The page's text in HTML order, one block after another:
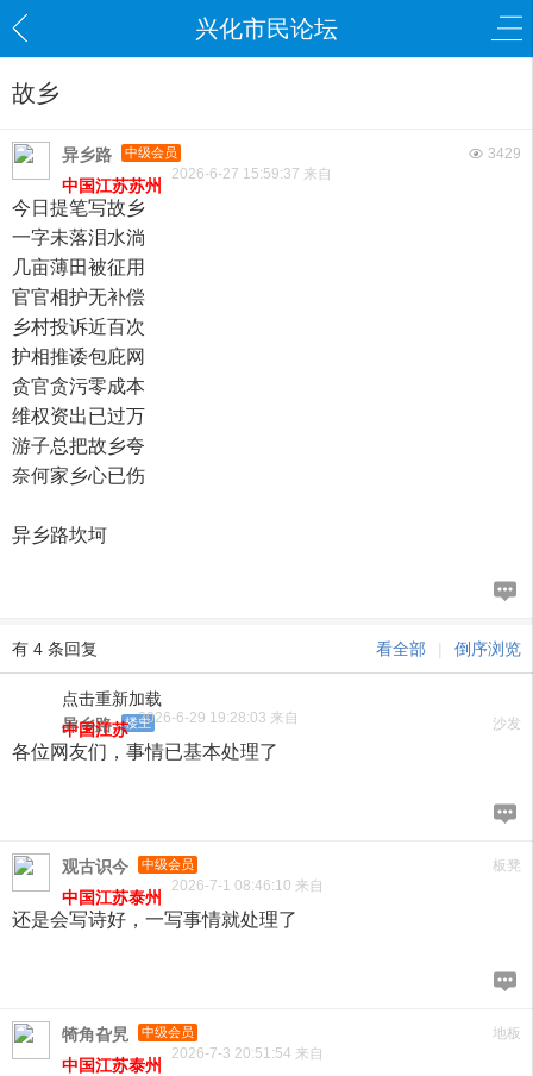
兴化市民论坛
故乡
3429
异乡路 中级会员
2026-6-27 15:59:37 来自
中国江苏苏州
今日提笔写故乡
一字未落泪水淌
几亩薄田被征用
官官相护无补偿
乡村投诉近百次
护相推诿包庇网
贪官贪污零成本
维权资出已过万
游子总把故乡夸
奈何家乡心已伤
异乡路坎坷
看全部 | 倒序浏览
有 4 条回复
点击重新加载
沙发
异乡路 楼主2026-6-29 19:28:03 来自
中国江苏
各位网友们，事情已基本处理了
板凳
观古识今 中级会员
2026-7-1 08:46:10 来自
中国江苏泰州
还是会写诗好，一写事情就处理了
地板
犄角旮旯 中级会员
2026-7-3 20:51:54 来自
中国江苏泰州